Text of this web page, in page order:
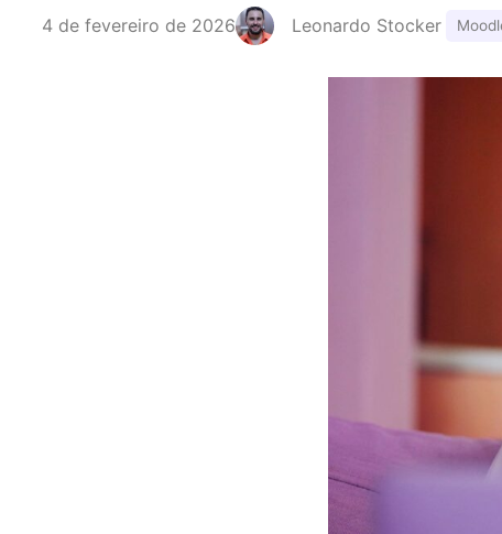
4 de fevereiro de 2026 Leonardo Stocker